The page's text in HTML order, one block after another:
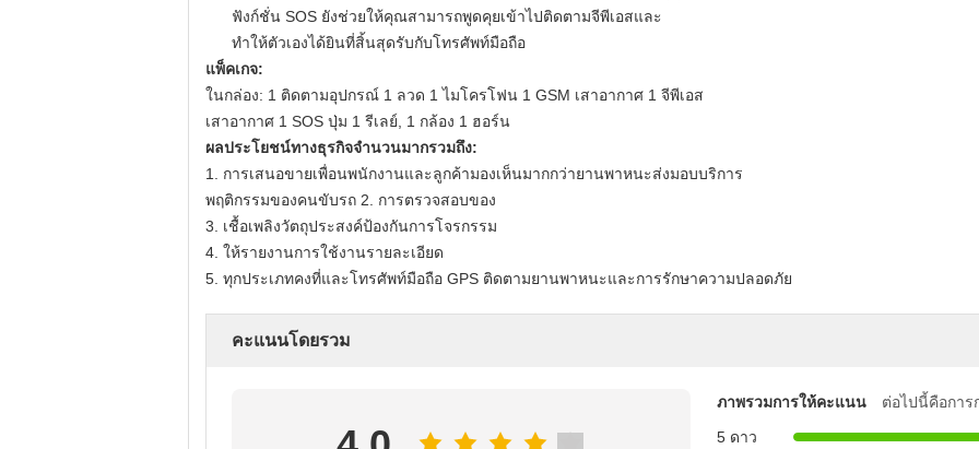
ฟังก์ชั่น SOS ยังช่วยให้คุณสามารถพูดคุยเข้าไปติดตามจีพีเอสและ
ทำให้ตัวเองได้ยินที่สิ้นสุดรับกับโทรศัพท์มือถือ
แพ็คเกจ:
ในกล่อง: 1 ติดตามอุปกรณ์ 1 ลวด 1 ไมโครโฟน 1 GSM เสาอากาศ 1 จีพีเอส
เสาอากาศ 1 SOS ปุ่ม 1 รีเลย์, 1 กล้อง 1 ฮอร์น
ผลประโยชน์ทางธุรกิจจำนวนมากรวมถึง:
1. การเสนอขายเพื่อนพนักงานและลูกค้ามองเห็นมากกว่ายานพาหนะส่งมอบบริการ
พฤติกรรมของคนขับรถ 2. การตรวจสอบของ
3. เชื้อเพลิงวัตถุประสงค์ป้องกันการโจรกรรม
4. ให้รายงานการใช้งานรายละเอียด
5. ทุกประเภทคงที่และโทรศัพท์มือถือ GPS ติดตามยานพาหนะและการรักษาความปลอดภัย
คะแนนโดยรวม
ภาพรวมการให้คะแนน
ต่อไปนี้คือการ
5 ดาว